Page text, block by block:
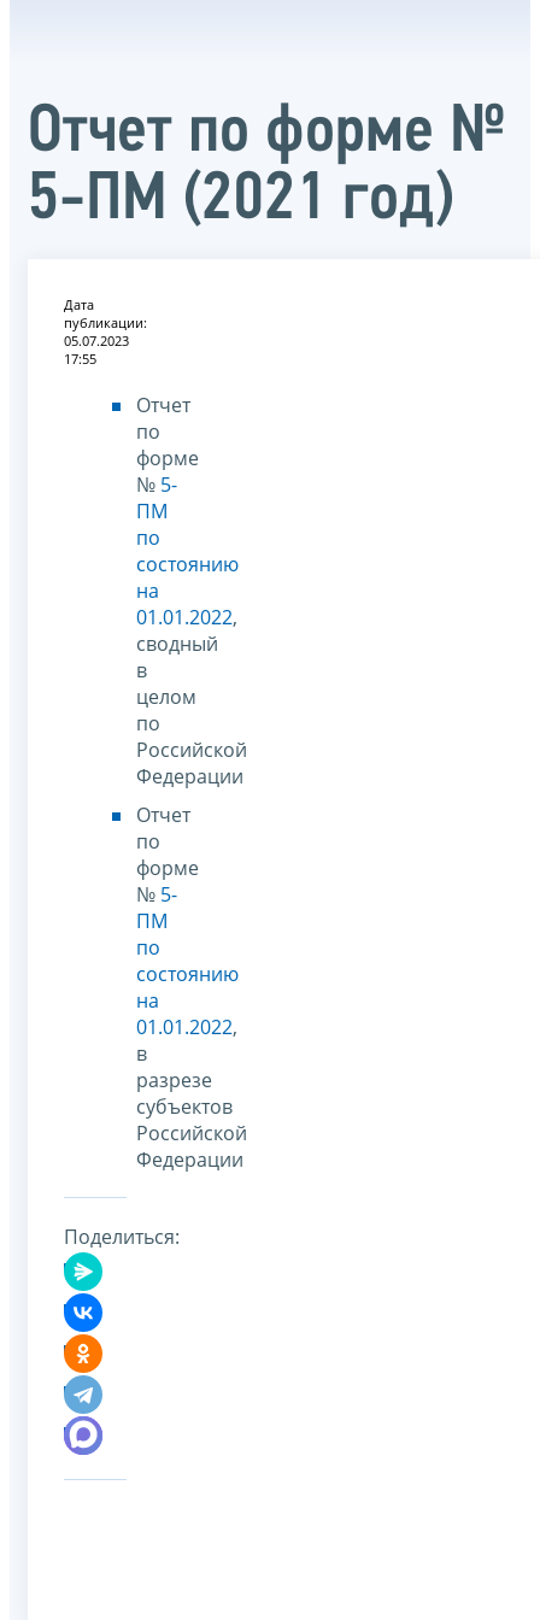
Отчет по форме №
5-ПМ (2021 год)
Дата
публикации:
05.07.2023
17:55
Отчет
по
форме
№ 5-
ПМ
по
состоянию
на
01.01.2022,
сводный
в
целом
по
Российской
Федерации
Отчет
по
форме
№ 5-
ПМ
по
состоянию
на
01.01.2022,
в
разрезе
субъектов
Российской
Федерации
Поделиться: